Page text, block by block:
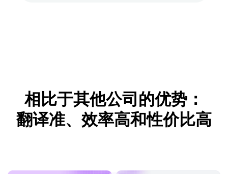
相比于其他公司的优势：
翻译准、效率高和性价比高